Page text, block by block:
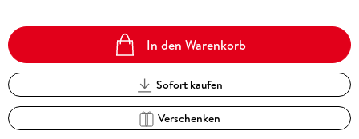
In den Warenkorb
Sofort kaufen
Verschenken